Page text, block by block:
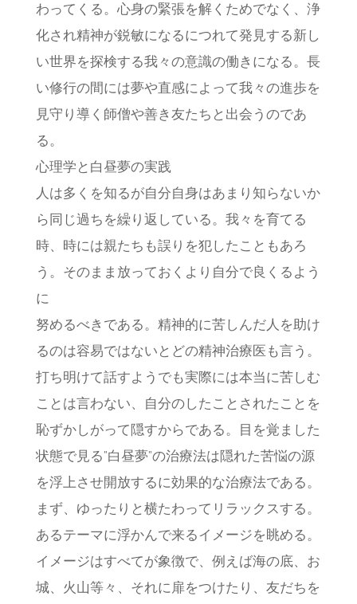
わってくる。心身の緊張を解くためでなく、浄
化され精神が鋭敏になるにつれて発見する新し
い世界を探検する我々の意識の働きになる。長
い修行の間には夢や直感によって我々の進歩を
見守り導く師僧や善き友たちと出会うのであ
る。
心理学と白昼夢の実践
人は多くを知るが自分自身はあまり知らないか
ら同じ過ちを繰り返している。我々を育てる
時、時には親たちも誤りを犯したこともあろ
う。そのまま放っておくより自分で良くるよう
に
努めるべきである。精神的に苦しんだ人を助け
るのは容易ではないとどの精神治療医も言う。
打ち明けて話すようでも実際には本当に苦しむ
ことは言わない、自分のしたことされたことを
恥ずかしがって隠すからである。目を覚ました
状態で見る”白昼夢”の治療法は隠れた苦悩の源
を浮上させ開放するに効果的な治療法である。
まず、ゆったりと横たわってリラックスする。
あるテーマに浮かんで来るイメージを眺める。
イメージはすべてが象徴で、例えば海の底、お
城、火山等々、それに扉をつけたり、友だちを